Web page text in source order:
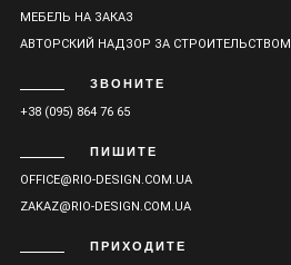
МЕБЕЛЬ НА ЗАКАЗ
АВТОРСКИЙ НАДЗОР ЗА СТРОИТЕЛЬСТВОМ
ЗВОНИТЕ
+38 (095) 864 76 65
ПИШИТЕ
OFFICE@RIO-DESIGN.COM.UA
ZAKAZ@RIO-DESIGN.COM.UA
ПРИХОДИТЕ